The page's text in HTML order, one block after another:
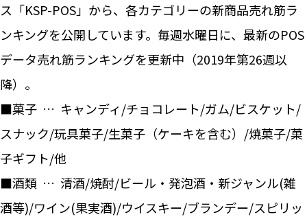
ス「KSP-POS」から、各カテゴリーの新商品売れ筋ラ
ンキングを公開しています。毎週水曜日に、最新のPOS
データ売れ筋ランキングを更新中（2019年第26週以
降）。
■菓子 … キャンディ/チョコレート/ガム/ビスケット/
スナック/玩具菓子/生菓子（ケーキを含む）/焼菓子/菓
子ギフト/他
■酒類 … 清酒/焼酎/ビール・発泡酒・新ジャンル(雑
酒等)/ワイン(果実酒)/ウイスキー/ブランデー/スピリッ